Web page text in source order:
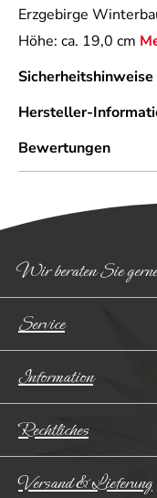
Erzgebirge
Höhe: ca. 19,0 cm
Sicherheitshinweise
Hersteller-
Bewertungen
Wir beraten Sie gerne
Service
Information
Rechtliches
Versand & Lieferung